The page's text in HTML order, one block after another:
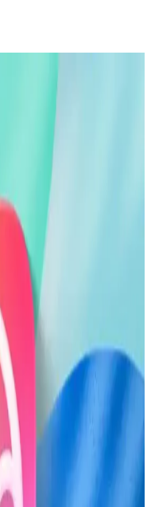
gelişmiş kamera
ve Erişilebilirlik
Etkisi
yetisine sahip
Uzun süredir
ve kullanıcı
Display XDR: Intel
Display XDR monitörleri
olup Intel tabanlı
Bu durum teknik ve
İşlemcili
Kontrol Teknolojileri
yeni MacBook
kontrol edilen